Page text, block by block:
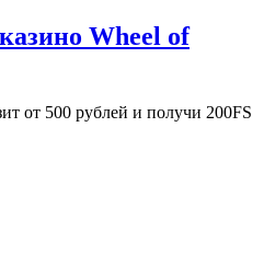
Wheel of
от 500 рублей и получи 200FS